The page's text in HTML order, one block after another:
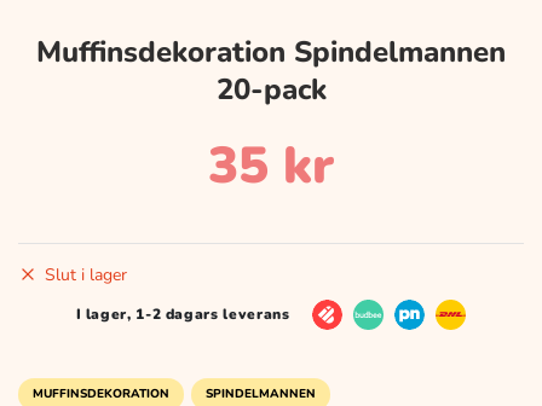
Muffinsdekoration Spindelmannen
20-pack
35 kr
Slut i lager
I lager, 1-2 dagars leverans
MUFFINSDEKORATION SPINDELMANNEN